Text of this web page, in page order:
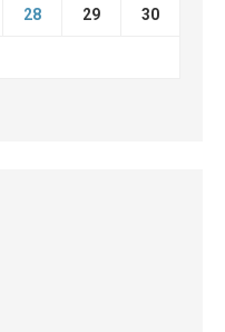
28 29 30